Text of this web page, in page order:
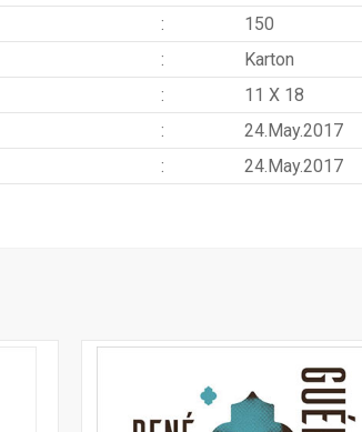
:
150
:
Karton
:
11 X 18
:
24.May.2017
: 24.May.2017